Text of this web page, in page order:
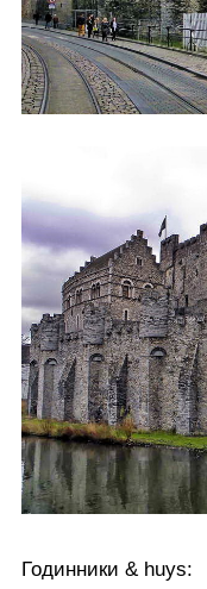
Годинники & huys: